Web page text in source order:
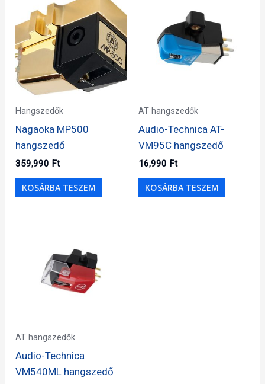
Hangszedők
Nagaoka MP500
hangszedő
359,990 Ft
KOSÁRBA TESZEM
AT hangszedők
Audio-Technica AT-
VM95C hangszedő
16,990 Ft
KOSÁRBA TESZEM
AT hangszedők
Audio-Technica
VM540ML hangszedő